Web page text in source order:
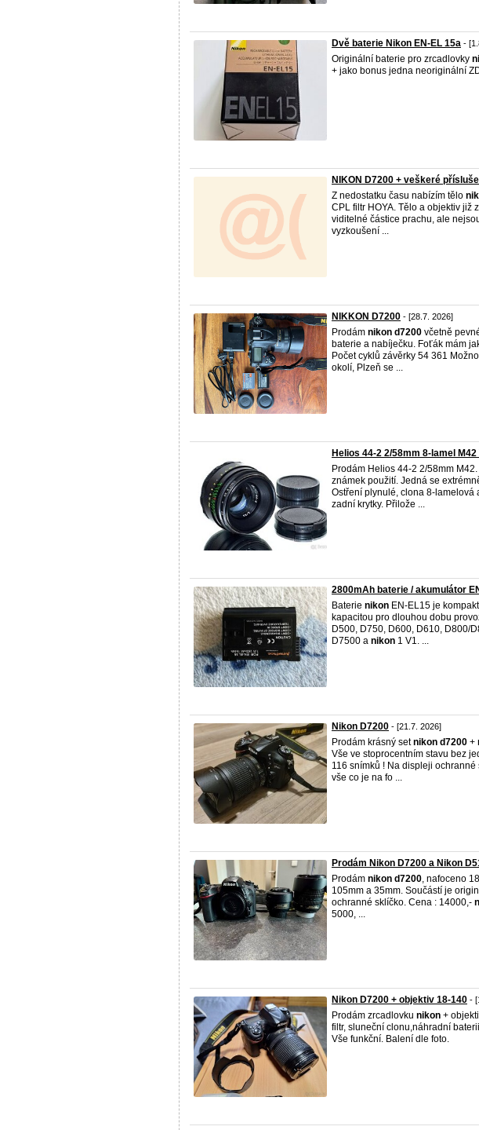
Dvě baterie Nikon EN-EL 15a -
Originální baterie pro zrcadlovky
+ jako bonus jedna neoriginální
NIKON D7200 + veškeré
Z nedostatku času nabízím tělo
CPL filtr HOYA. Tělo a objektiv již
viditelné částice prachu, ale
vyzkoušení ...
NIKKON D7200 - [28.7. 2026]
Prodám nikon d7200 včetně
baterie a nabíječku. Foťák mám
Počet cyklů závěrky 54 361
okolí, Plzeň se ...
Helios 44-2 2/58mm 8-lamel M42
Prodám Helios 44-2 2/58mm
známek použití. Jedná se
Ostření plynulé, clona 8-lamelová
zadní krytky. Přilože ...
2800mAh baterie / akumulátor
Baterie nikon EN-EL15 je
kapacitou pro dlouhou dobu
D500, D750, D600, D610, D800/
D7500 a nikon 1 V1. ...
Nikon D7200 - [21.7. 2026]
Prodám krásný setnikon d7200 +
Vše ve stoprocentním stavu bez
116 snímků ! Na displeji
vše co je na fo ...
Prodám Nikon D7200 a Nikon
Prodám nikon d7200, nafoceno
105mm a 35mm. Součástí je
ochranné sklíčko. Cena : 14000,-
5000, ...
Nikon D7200 + objektiv 18-140 -
Prodám zrcadlovku nikon +
filtr, sluneční clonu,náhradní
Vše funkční. Balení dle foto.